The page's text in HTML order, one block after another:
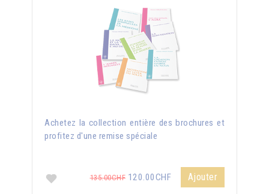
Achetez la collection entière des brochures et
profitez d'une remise spéciale
135.00CHF 120.00CHF Ajouter